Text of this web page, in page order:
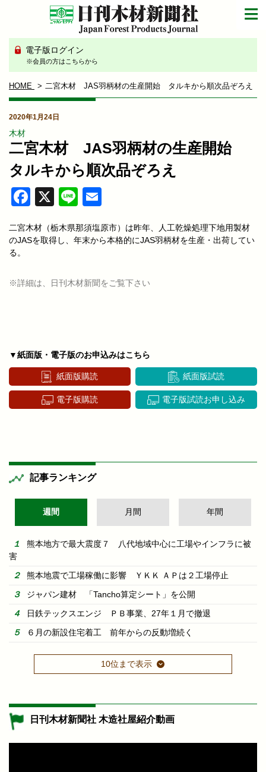
電子版ログイン
※会員の方はこちらから
HOME 二宮木材 JAS羽柄材の生産開始 タルキから順次品ぞろえ
2020年1月24日
木材
二宮木材 JAS羽柄材の生産開始
タルキから順次品ぞろえ
Facebook
X Line
二宮木材（栃木県那須塩原市）は昨年、人工乾燥処理下地用製材
のJASを取得し、年末から本格的にJAS羽柄材を生産・出荷してい
る。
※詳細は、日刊木材新聞をご覧下さい
▼紙面版・電子版のお申込みはこちら
紙面版購読 紙面版試読
電子版購読 電子版試読お申し込み
記事ランキング
週間 月間 年間
熊本地方で最大震度７ 八代地域中心に工場やインフラに被
害
熊本地震で工場稼働に影響 ＹＫＫ ＡＰは２工場停止
ジャパン建材 「Tancho算定シート」を公開
日鉄テックスエンジ ＰＢ事業、27年１月で撤退
６月の新設住宅着工 前年からの反動増続く
10位まで表示
日刊木材新聞社 木造社屋紹介動画